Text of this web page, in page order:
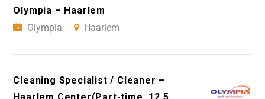
Olympia – Haarlem
Olympia
Haarlem
Cleaning Specialist / Cleaner –
Haarlem Center(Part-time, 12.5